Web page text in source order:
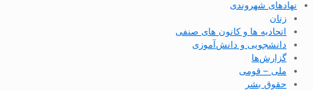
نهادهای شهروندی
زنان
اتحادیه ها و کانون های صنفی
دانشجویی و دانش‌آموزی
گزارش‌ها
ملی – قومی
حقوق بشر